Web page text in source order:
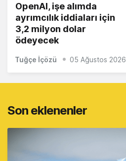
OpenAI, işe alımda
ayrımcılık iddiaları için
3,2 milyon dolar
ödeyecek
Tuğçe İçözü 05 Ağustos 2026
Son eklenenler